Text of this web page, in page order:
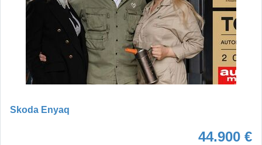
Skoda Enyaq
44.900 €